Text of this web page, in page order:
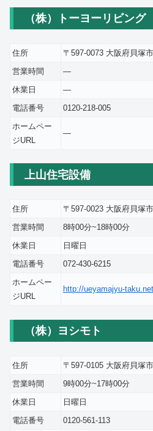
（株）トーヨーリビング
住所 〒597-0073 大阪府貝塚
営業時間
―
休業日
―
電話番号
0120-218-005
ホームペー
ジURL
―
上山住宅設備
住所 〒597-0023 大阪府貝塚
営業時間
8時00分~18時00分
休業日
日曜日
電話番号
072-430-6215
ホームペー
ジURL
http://ueyamajyu-
（株）ヨシモト
住所 〒597-0105 大阪府貝塚
営業時間
9時00分~17時00分
休業日
日曜日
電話番号
0120-561-113